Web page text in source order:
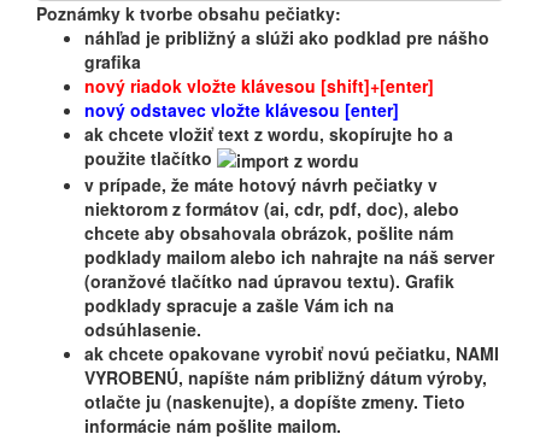
Poznámky k tvorbe obsahu pečiatky:
náhľad je približný a slúži ako podklad pre nášho
grafika
nový riadok vložte klávesou [shift]+[enter]
nový odstavec vložte klávesou [enter]
ak chcete vložiť text z wordu, skopírujte ho a
použite tlačítko
v prípade, že máte hotový návrh pečiatky v
niektorom z formátov (ai, cdr, pdf, doc), alebo
chcete aby obsahovala obrázok, pošlite nám
podklady mailom alebo ich nahrajte na náš server
(oranžové tlačítko nad úpravou textu). Grafik
podklady spracuje a zašle Vám ich na
odsúhlasenie.
ak chcete opakovane vyrobiť novú pečiatku, NAMI
VYROBENÚ, napíšte nám približný dátum výroby,
otlačte ju (naskenujte), a dopíšte zmeny. Tieto
informácie nám pošlite mailom.